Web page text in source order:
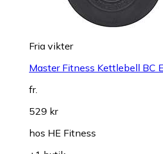
Fria vikter
Master Fitness Kettlebell BC
fr.
529 kr
hos HE Fitness